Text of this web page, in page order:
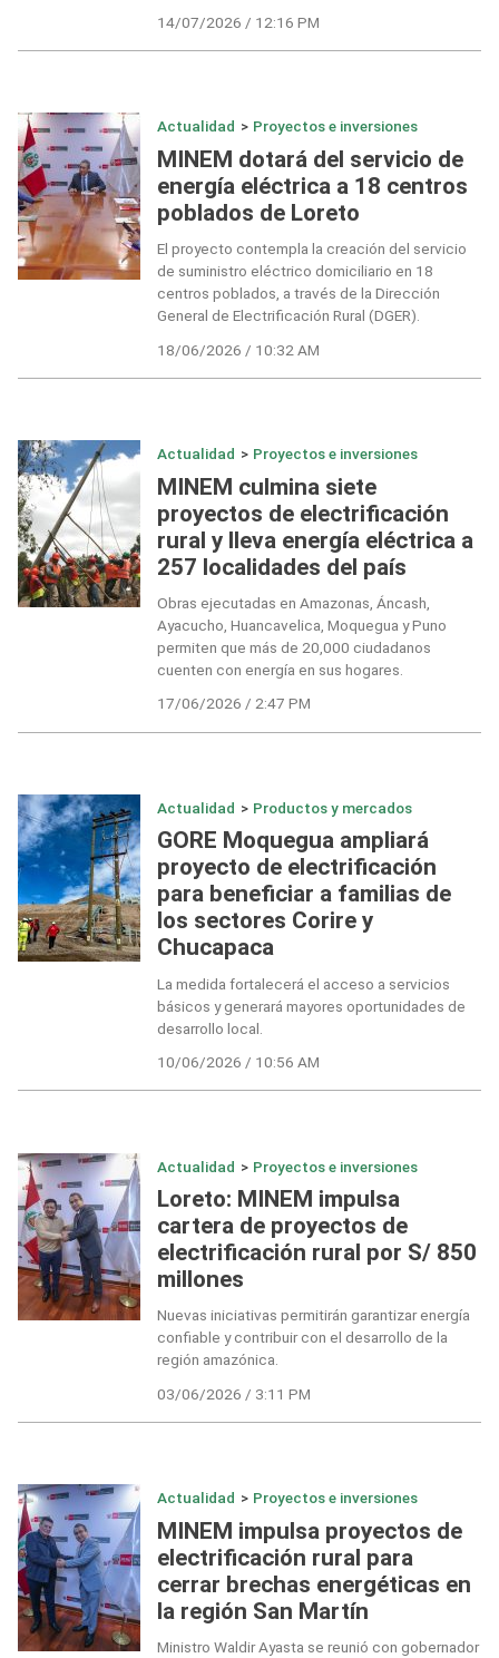
14/07/2026 / 12:16 PM
Actualidad > Proyectos e inversiones
MINEM dotará del servicio de
energía eléctrica a 18 centros
poblados de Loreto
El proyecto contempla la creación del servicio
de suministro eléctrico domiciliario en 18
centros poblados, a través de la Dirección
General de Electrificación Rural (DGER).
18/06/2026 / 10:32 AM
Actualidad > Proyectos e inversiones
MINEM culmina siete
proyectos de electrificación
rural y lleva energía eléctrica a
257 localidades del país
Obras ejecutadas en Amazonas, Áncash,
Ayacucho, Huancavelica, Moquegua y Puno
permiten que más de 20,000 ciudadanos
cuenten con energía en sus hogares.
17/06/2026 / 2:47 PM
Actualidad > Productos y mercados
GORE Moquegua ampliará
proyecto de electrificación
para beneficiar a familias de
los sectores Corire y
Chucapaca
La medida fortalecerá el acceso a servicios
básicos y generará mayores oportunidades de
desarrollo local.
10/06/2026 / 10:56 AM
Actualidad > Proyectos e inversiones
Loreto: MINEM impulsa
cartera de proyectos de
electrificación rural por S/ 850
millones
Nuevas iniciativas permitirán garantizar energía
confiable y contribuir con el desarrollo de la
región amazónica.
03/06/2026 / 3:11 PM
Actualidad > Proyectos e inversiones
MINEM impulsa proyectos de
electrificación rural para
cerrar brechas energéticas en
la región San Martín
Ministro Waldir Ayasta se reunió con gobernador